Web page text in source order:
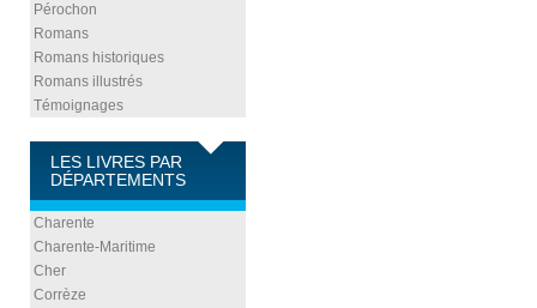
Pérochon
Romans
Romans historiques
Romans illustrés
Témoignages
LES LIVRES PAR
DÉPARTEMENTS
Charente
Charente-Maritime
Cher
Corrèze